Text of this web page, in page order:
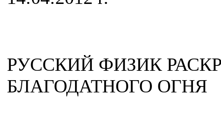
РУССКИЙ ФИЗИК
БЛАГОДАТНОГО ОГНЯ